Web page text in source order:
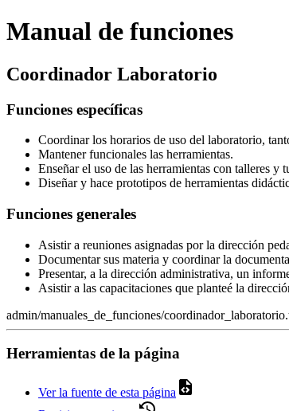
Manual de funciones
Coordinador Laboratorio
Funciones específicas
Coordinar los horarios de uso del laboratorio,
Mantener funcionales las herramientas.
Enseñar el uso de las herramientas con talleres y
Diseñar y hace prototipos de herramientas
Funciones generales
Asistir a reuniones asignadas por la dirección
Documentar sus materia y coordinar la
Presentar, a la dirección administrativa, un
Asistir a las capacitaciones que planteé la
admin/manuales_de_funciones/
Herramientas de la página
Ver la fuente de esta página